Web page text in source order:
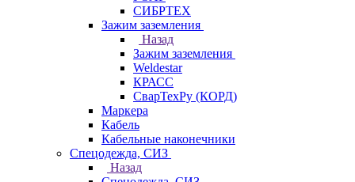
СИБРТЕХ
Зажим заземления
Назад
Зажим заземления
Weldestar
КРАСС
СварТехРу (КОРД)
Маркера
Кабель
Кабельные наконечники
Спецодежда, СИЗ
Назад